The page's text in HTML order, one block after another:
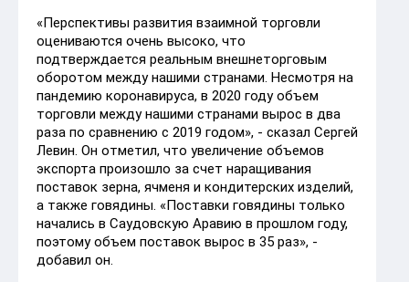
«Перспективы развития взаимной торговли
оцениваются очень высоко, что
подтверждается реальным внешнеторговым
оборотом между нашими странами. Несмотря на
пандемию коронавируса, в 2020 году объем
торговли между нашими странами вырос в два
раза по сравнению с 2019 годом», - сказал Сергей
Левин. Он отметил, что увеличение объемов
экспорта произошло за счет наращивания
поставок зерна, ячменя и кондитерских изделий,
а также говядины. «Поставки говядины только
начались в Саудовскую Аравию в прошлом году,
поэтому объем поставок вырос в 35 раз», -
добавил он.